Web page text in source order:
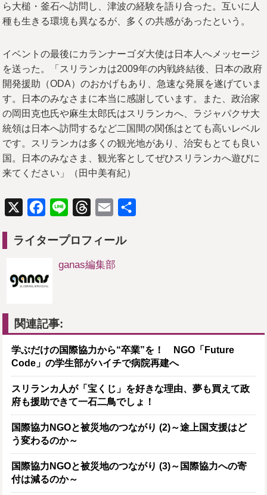
ら大槌・釜石へ訪問し、津波の経験を語り合った。互いに人
種も生きる環境も異なるが、多くの共感があったという。
イベントの最後にカランナーゴダ大使は日本人へメッセージ
を送った。「スリランカは2009年の内戦終結後、日本の政府
開発援助（ODA）のおかげもあり、急速な発展を遂げていま
す。日本のみなさまに本当に感謝しています。また、政治家
の岡田克也氏や麻生太郎氏はスリランカへ、ラジャパクサ大
統領は日本へ訪問するなど二国間の関係はとても高いレベル
です。スリランカは多くの観光地があり、治安もとても良い
国。日本のみなさま、観光客としてぜひスリランカへ遊びに
来てください」（田中美有紀）
X Facebook
Line ThreadsEmail
ライタープロフィール
ganas編集部
関連記事:
学ぶだけの国際協力から“卒業”を！ NGO「Future
Code」の学生部がハイチで病院再建へ
スリランカ人が「宝くじ」を好きな理由、夢も買えて政
府も援助できて一石二鳥でしょ！
国際協力NGOと被災地のつながり (2)～途上国支援はど
う変わるのか～
国際協力NGOと被災地のつながり (3)～国際協力への寄
付は減るのか～